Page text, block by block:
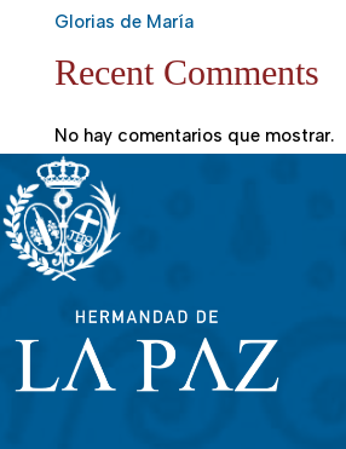
Glorias de María
Recent Comments
No hay comentarios que mostrar.